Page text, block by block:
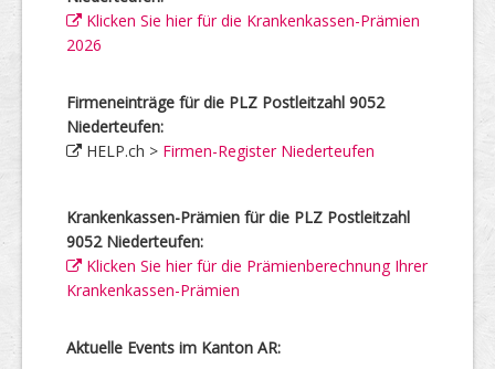
Klicken Sie hier für die Krankenkassen-Prämien
2026
Firmeneinträge für die PLZ Postleitzahl 9052
Niederteufen:
HELP.ch > Firmen-Register Niederteufen
Krankenkassen-Prämien für die PLZ Postleitzahl
9052 Niederteufen:
Klicken Sie hier für die Prämienberechnung Ihrer
Krankenkassen-Prämien
Aktuelle Events im Kanton AR: